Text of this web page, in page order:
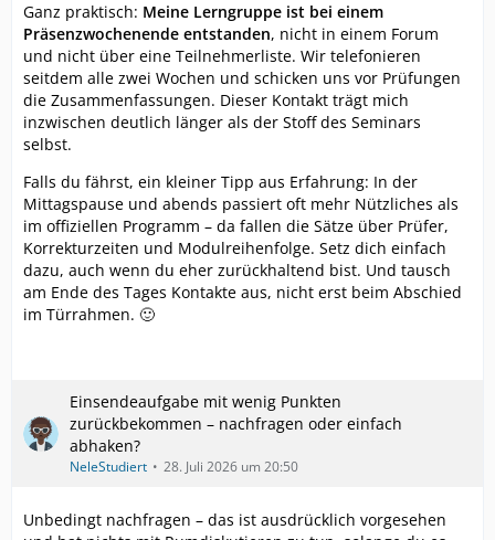
Ganz praktisch: Meine Lerngruppe ist bei einem
Präsenzwochenende entstanden, nicht in einem Forum
und nicht über eine Teilnehmerliste. Wir telefonieren
seitdem alle zwei Wochen und schicken uns vor Prüfungen
die Zusammenfassungen. Dieser Kontakt trägt mich
inzwischen deutlich länger als der Stoff des Seminars
selbst.
Falls du fährst, ein kleiner Tipp aus Erfahrung: In der
Mittagspause und abends passiert oft mehr Nützliches als
im offiziellen Programm – da fallen die Sätze über Prüfer,
Korrekturzeiten und Modulreihenfolge. Setz dich einfach
dazu, auch wenn du eher zurückhaltend bist. Und tausch
am Ende des Tages Kontakte aus, nicht erst beim Abschied
im Türrahmen. 🙂
Einsendeaufgabe mit wenig Punkten
zurückbekommen – nachfragen oder einfach
abhaken?
NeleStudiert 28. Juli 2026 um 20:50
Unbedingt nachfragen – das ist ausdrücklich vorgesehen